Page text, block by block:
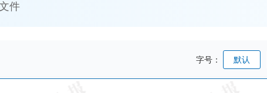
件
字号： 默认